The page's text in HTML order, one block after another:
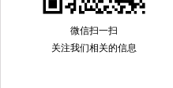
微信扫一扫
关注我们相关的信息